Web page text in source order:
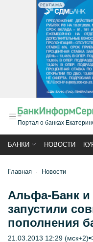
РЕКЛАМА
Портал о банках
БАНКИ НОВОСТИ
Главная Новости
Альфа-Банк и
запустили
пополнения
21.03.2013 12:29 (мск+2)